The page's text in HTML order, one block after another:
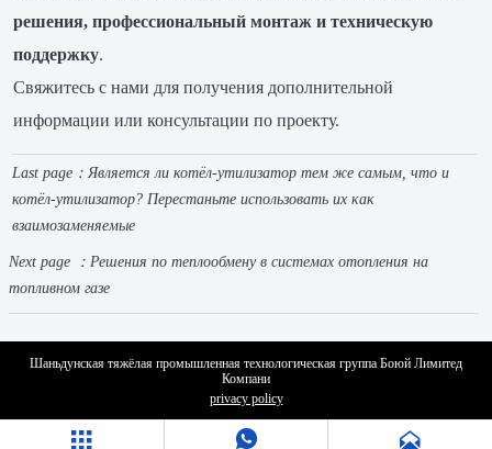
решения, профессиональный монтаж и техническую
поддержку.
Свяжитесь с нами для получения дополнительной
информации или консультации по проекту.
Last page：Является ли котёл-утилизатор тем же самым, что и
котёл-утилизатор? Перестаньте использовать их как
взаимозаменяемые
Next page ：Решения по теплообмену в системах отопления на
топливном газе
Шаньдунская тяжёлая промышленная технологическая группа Боюй Лимитед
Компани
privacy policy
  